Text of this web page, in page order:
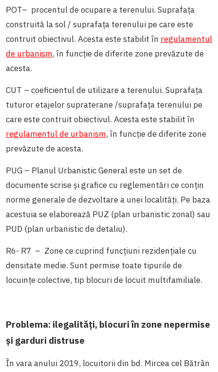
POT– procentul de ocupare a terenului. Suprafața
construită la sol / suprafața terenului pe care este
contruit obiectivul. Acesta este stabilit în regulamentul
de urbanism, în funcție de diferite zone prevăzute de
acesta.
CUT – coeficientul de utilizare a terenului. Suprafața
tuturor etajelor supraterane /suprafața terenului pe
care este contruit obiectivul. Acesta este stabilit în
regulamentul de urbanism, în funcție de diferite zone
prevăzute de acesta.
PUG – Planul Urbanistic General este un set de
documente scrise și grafice cu reglementări ce conțin
norme generale de dezvoltare a unei localități. Pe baza
acestuia se elaborează PUZ (plan urbanistic zonal) sau
PUD (plan urbanistic de detaliu).
R6- R7 – Zone ce cuprind funcţiuni rezidenţiale cu
densitate medie. Sunt permise toate tipurile de
locuinţe colective, tip blocuri de locuit multifamiliale.
Problema: ilegalități, blocuri în zone nepermise
și garduri distruse
În vara anului 2019, locuitorii din bd. Mircea cel Bătrân